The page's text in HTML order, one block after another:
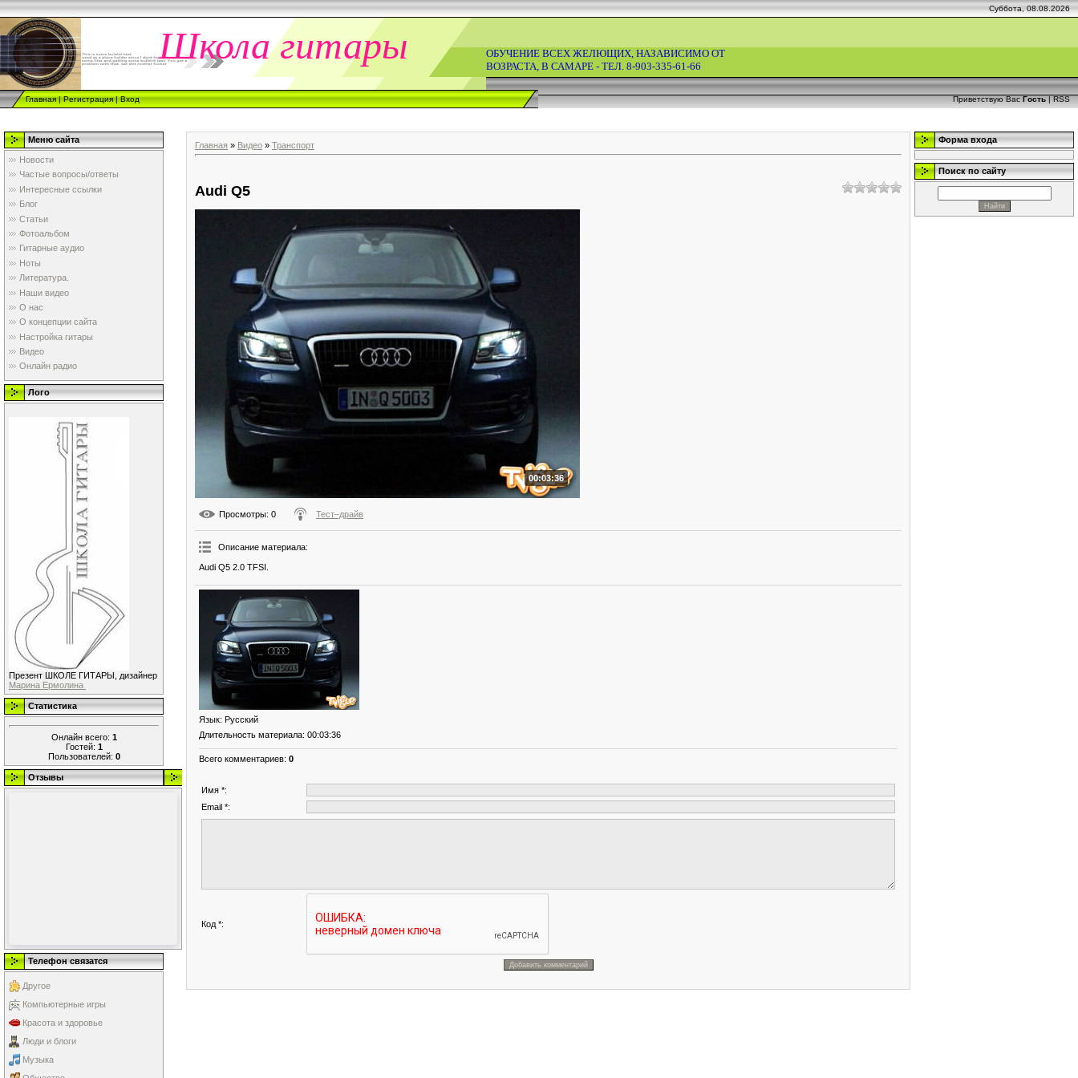
Суббота, 08.08.2026
Школа гитары
ОБУЧЕНИЕ ВСЕХ ЖЕЛЮЩИХ, НАЗАВИСИМО ОТ
ВОЗРАСТА, В САМАРЕ - ТЕЛ. 8-903-335-61-66
Главная|Регистрация|Вход Приветствую Вас Гость | RSS
Меню сайта
Новости
Частые вопросы/ответы
Интересные ссылки
Блог
Статьи
Фотоальбом
Гитарные аудио
Ноты
Литература.
Наши видео
О нас
О концепции сайта
Настройка гитары
Видео
Онлайн радио
Лого
Презент ШКОЛЕ ГИТАРЫ, дизайнер
Марина Ермолина
Статистика
Онлайн всего: 1
Гостей: 1
Пользователей: 0
Отзывы
Телефон связатся
Другое
Компьютерные игры
Красота и здоровье
Люди и блоги
Музыка
Главная » Видео » Транспорт
Audi Q5
00:03:36
Просмотры: 0 Тест–драйв
Описание материала:
Audi Q5 2.0 TFSI.
Язык: Русский
Длительность материала: 00:03:36
Всего комментариев: 0
Имя *:
Email *:
Код *:
Форма входа
Поиск по сайту